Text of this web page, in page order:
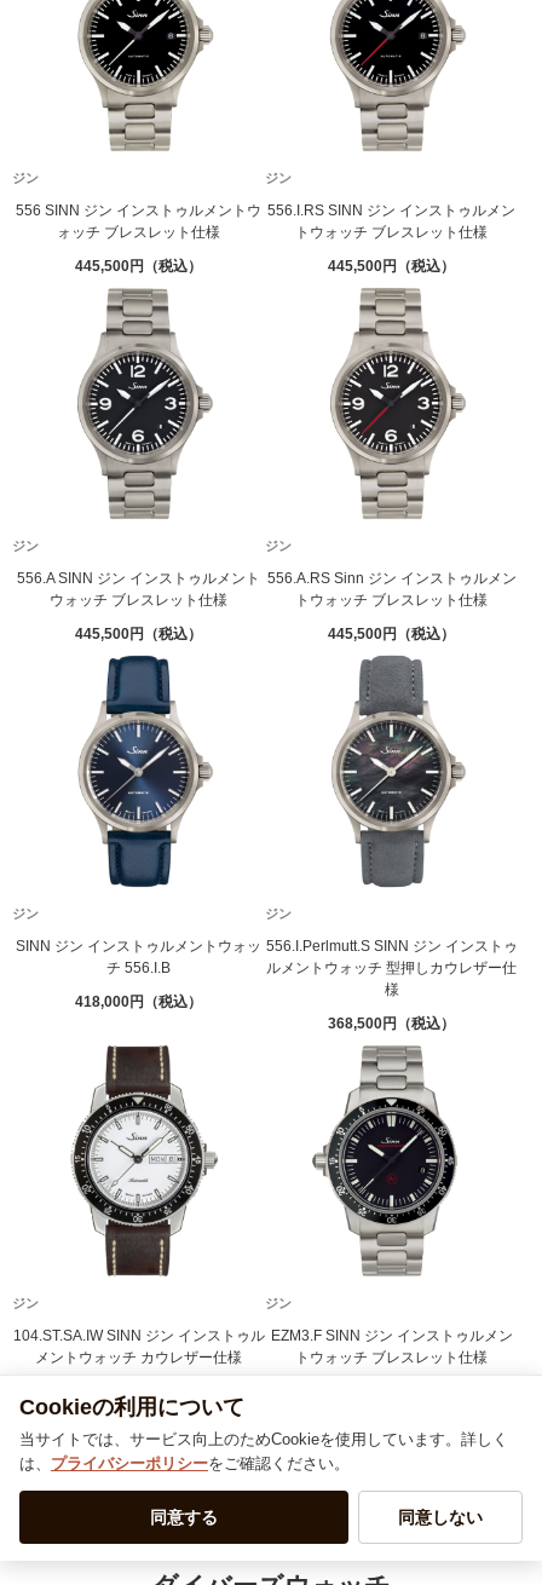
ジン
556 SINN ジン インストゥルメントウ
ォッチ ブレスレット仕様
445,500
ジン
556.I.RS SINN ジン インストゥルメン
トウォッチ ブレスレット仕様
445,500
ジン
556.A SINN ジン インストゥルメント
ウォッチ ブレスレット仕様
445,500
ジン
556.A.RS Sinn ジン インストゥルメン
トウォッチ ブレスレット仕様
445,500
ジン
SINN ジン インストゥルメントウォッ
チ 556.I.B
418,000
ジン
556.I.Perlmutt.S SINN ジン インストゥ
ルメントウォッチ 型押しカウレザー仕
様
368,500
ジン
104.ST.SA.IW SINN ジン インストゥル
メントウォッチ カウレザー仕様
ジン
EZM3.F SINN ジン インストゥルメン
トウォッチ ブレスレット仕様
SINN
Cookieの利用について
当サイトでは、サービス向上のためCookieを使用しています。詳しく
は、 プライバシーポリシーをご確認ください。
同意する 同意しない